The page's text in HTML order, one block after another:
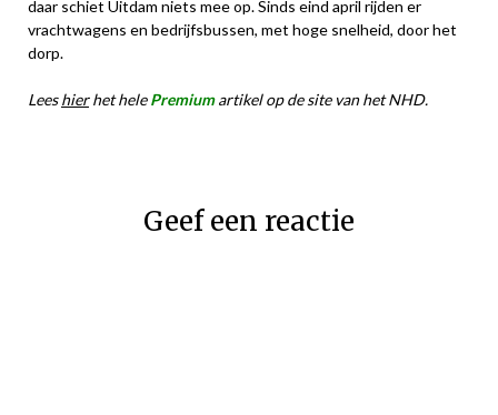
daar schiet Uitdam niets mee op. Sinds eind april rijden er
vrachtwagens en bedrijfsbussen, met hoge snelheid, door het
dorp.
Leeshierhet helePremium artikel op de site van het NHD.
Geef een reactie